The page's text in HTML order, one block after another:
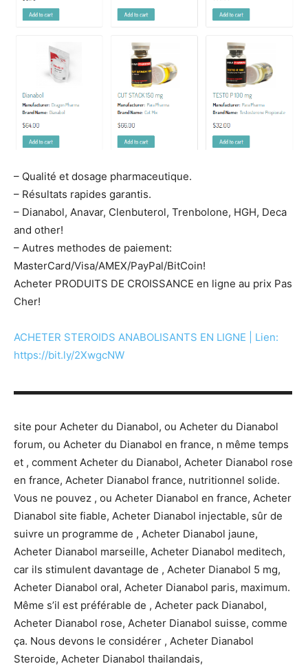
– Qualité et dosage pharmaceutique.
– Résultats rapides garantis.
– Dianabol, Anavar, Clenbuterol, Trenbolone, HGH, Deca
and other!
– Autres methodes de paiement:
MasterCard/Visa/AMEX/PayPal/BitCoin!
Acheter PRODUITS DE CROISSANCE en ligne au prix Pas
Cher!
ACHETER STEROIDS ANABOLISANTS EN LIGNE | Lien:
https://bit.ly/2XwgcNW
▬▬▬▬▬▬▬▬▬▬▬▬▬▬▬▬▬▬▬▬▬▬▬▬▬▬▬
site pour Acheter du Dianabol, ou Acheter du Dianabol
forum, ou Acheter du Dianabol en france, n même temps
et , comment Acheter du Dianabol, Acheter Dianabol rose
en france, Acheter Dianabol france, nutritionnel solide.
Vous ne pouvez , ou Acheter Dianabol en france, Acheter
Dianabol site fiable, Acheter Dianabol injectable, sûr de
suivre un programme de , Acheter Dianabol jaune,
Acheter Dianabol marseille, Acheter Dianabol meditech,
car ils stimulent davantage de , Acheter Dianabol 5 mg,
Acheter Dianabol oral, Acheter Dianabol paris, maximum.
Même s’il est préférable de , Acheter pack Dianabol,
Acheter Dianabol rose, Acheter Dianabol suisse, comme
ça. Nous devons le considérer , Acheter Dianabol
Steroide, Acheter Dianabol thailandais,